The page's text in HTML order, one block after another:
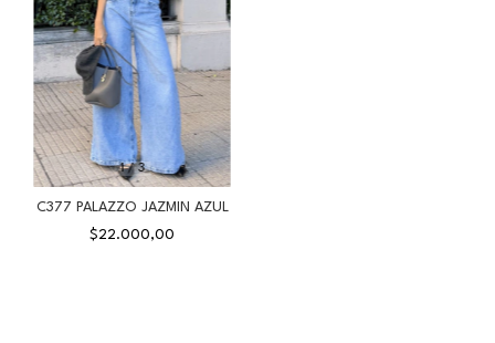
1/3
C377 PALAZZO JAZMIN AZUL
$22.000,00